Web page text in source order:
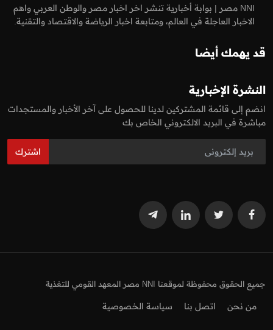
NNI مصر | بوابة أخبارية تنشر اخر اخبار مصر والوطن العربي واهم
الاخبار العاجلة في العالم، ومتابعة اخبار الرياضة والاقتصاد والتقنية.
قد يهمك أيضا
النشرة الإخبارية
انضم إلى قائمة المشتركين لدينا للحصول على آخر الأخبار والمستجدات
مباشرة في البريد الالكتروني الخاص بك
اشترك
جميع الحقوق محفوظة لموقعنا NNI مصر المعهد القومي للتغذية
من نحن اتصل بنا سياسة الخصوصية